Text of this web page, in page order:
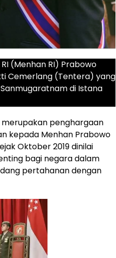
(Menhan RI) Prabowo
Cemerlang (Tentera) yang
di Istana
penghargaan
kepada Menhan Prabowo
Oktober 2019 dinilai
bagi negara dalam
pertahanan dengan